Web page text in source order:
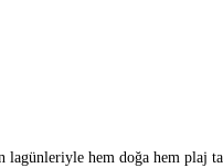
hem doğa hem plaj